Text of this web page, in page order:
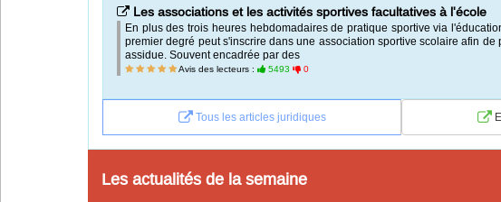
Menu général
ServiceAsso
VieAsso
Les associations et les activités sportives facultatives à l'école
En plus des trois heures hebdomadaires de pratique sportive via
premier degré peut s'inscrire dans une association sportive scolaire afin de
assidue. Souvent encadrée par des
Avis des lecteurs : 5493 0
Tous les articles juridiques
Les actualités de la semaine